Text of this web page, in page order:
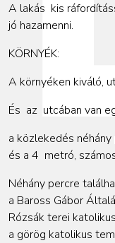
A lakás kis
jó hazamenni.
KÖRNYÉK:
A környéken kiváló,
És az utcában van
a közlekedés
és a 4 metró,
Néhány percre
a Baross Gábor
Rózsák terei
a görög katolikus